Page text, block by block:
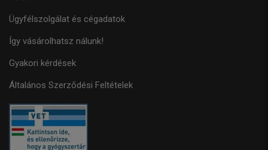
Ügyfélszolgálat és cégadatok
Így vásárolhatsz nálunk!
Gyakori kérdések
Általános Szerződési Feltételek